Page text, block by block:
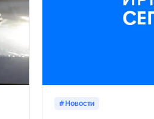
Новости